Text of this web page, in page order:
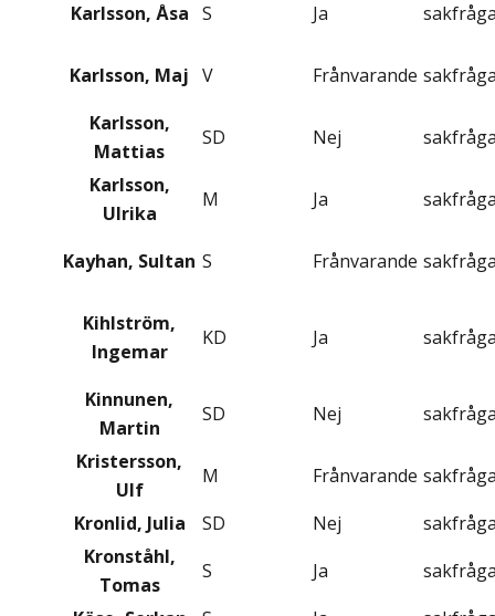
Karlsson, Åsa S Ja
Karlsson, Maj V Frånvarande
Karlsson,
Mattias
SD Nej
Karlsson,
Ulrika
M Ja
Kayhan, Sultan S Frånvarande
Kihlström,
Ingemar
KD Ja
Kinnunen,
Martin
SD Nej
Kristersson,
Ulf
M Frånvarande
Kronlid, Julia
SD Nej
Kronståhl,
Tomas
S Ja